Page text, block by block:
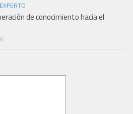
de conocimiento hacia el